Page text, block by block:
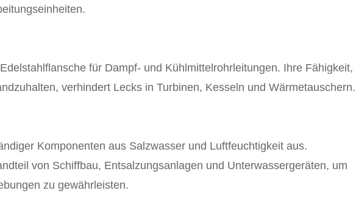
für Dampf- und Kühlmittelrohrleitungen. Ihre Fähigkeit,
verhindert Lecks in Turbinen, Kesseln und Wärmetauschern.
Komponenten aus Salzwasser und Luftfeuchtigkeit aus.
von Schiffbau, Entsalzungsanlagen und Unterwassergeräten, um
zu gewährleisten.